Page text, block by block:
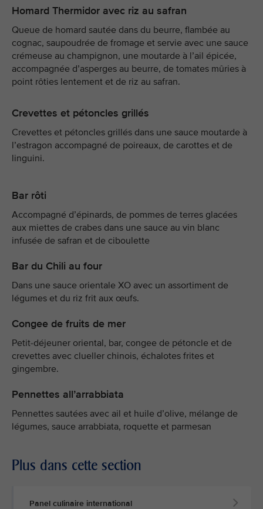
Homard Thermidor avec riz au safran
Queue de homard sautée dans du beurre, flambée au
cognac, saupoudrée de fromage et servie avec une sauce
crémeuse au champignon, une moutarde à l’ail épicée,
accompagnée d’asperges au beurre, de tomates mûries à
point rôties lentement et de riz au safran.
Crevettes et pétoncles grillés
Crevettes et pétoncles grillés dans une sauce moutarde à
l’estragon accompagné de poireaux, de carottes et de
linguini.
Bar rôti
Accompagné d’épinards, de pommes de terres glacées
aux miettes de crabes dans une sauce au vin blanc
infusée de safran et de ciboulette
Bar du Chili au four
Dans une sauce orientale XO avec un assortiment de
légumes et du riz frit aux œufs.
Congee de fruits de mer
Petit-déjeuner oriental, bar, congee de pétoncle et de
crevettes avec clueller chinois, échalotes frites et
gingembre.
Pennettes all’arrabbiata
Pennettes sautées avec ail et huile d’olive, mélange de
légumes, sauce arrabbiata, roquette et parmesan
Plus dans cette section
Panel culinaire international